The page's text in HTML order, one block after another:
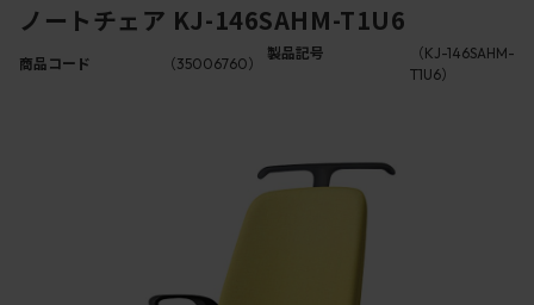
ノートチェア KJ-146SAHM-T1U6
商品コード （35006760）
製品記号
（KJ-146SAHM-
T1U6）